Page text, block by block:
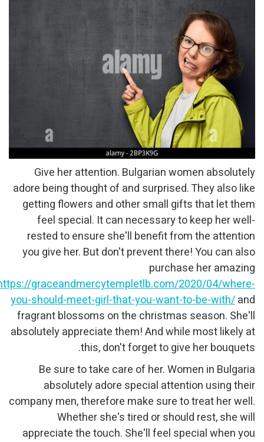
Give her attention. Bulgarian women absolutely
adore being thought of and surprised. They also like
getting flowers and other small gifts that let them
feel special. It can necessary to keep her well-
rested to ensure she'll benefit from the attention
you give her. But don't prevent there! You can also
purchase her amazing
https://graceandmercytempletlb.com/2020/04/where-
you-should-meet-girl-that-you-want-to-be-with/and
fragrant blossoms on the christmas season. She'll
absolutely appreciate them! And while most likely at
this, don't forget to give her bouquets.
Be sure to take care of her. Women in Bulgaria
absolutely adore special attention using their
company men, therefore make sure to treat her well.
Whether she's tired or should rest, she will
appreciate the touch. She'll feel special when you